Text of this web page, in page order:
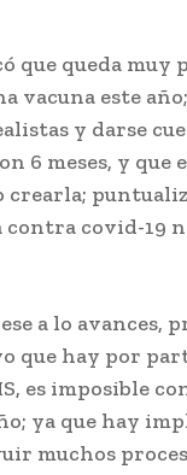
que queda muy
vacuna este
y darse
6 meses, y que
crearla;
contra covid-19
a lo avances,
que hay por
es imposible
ya que hay
muchos